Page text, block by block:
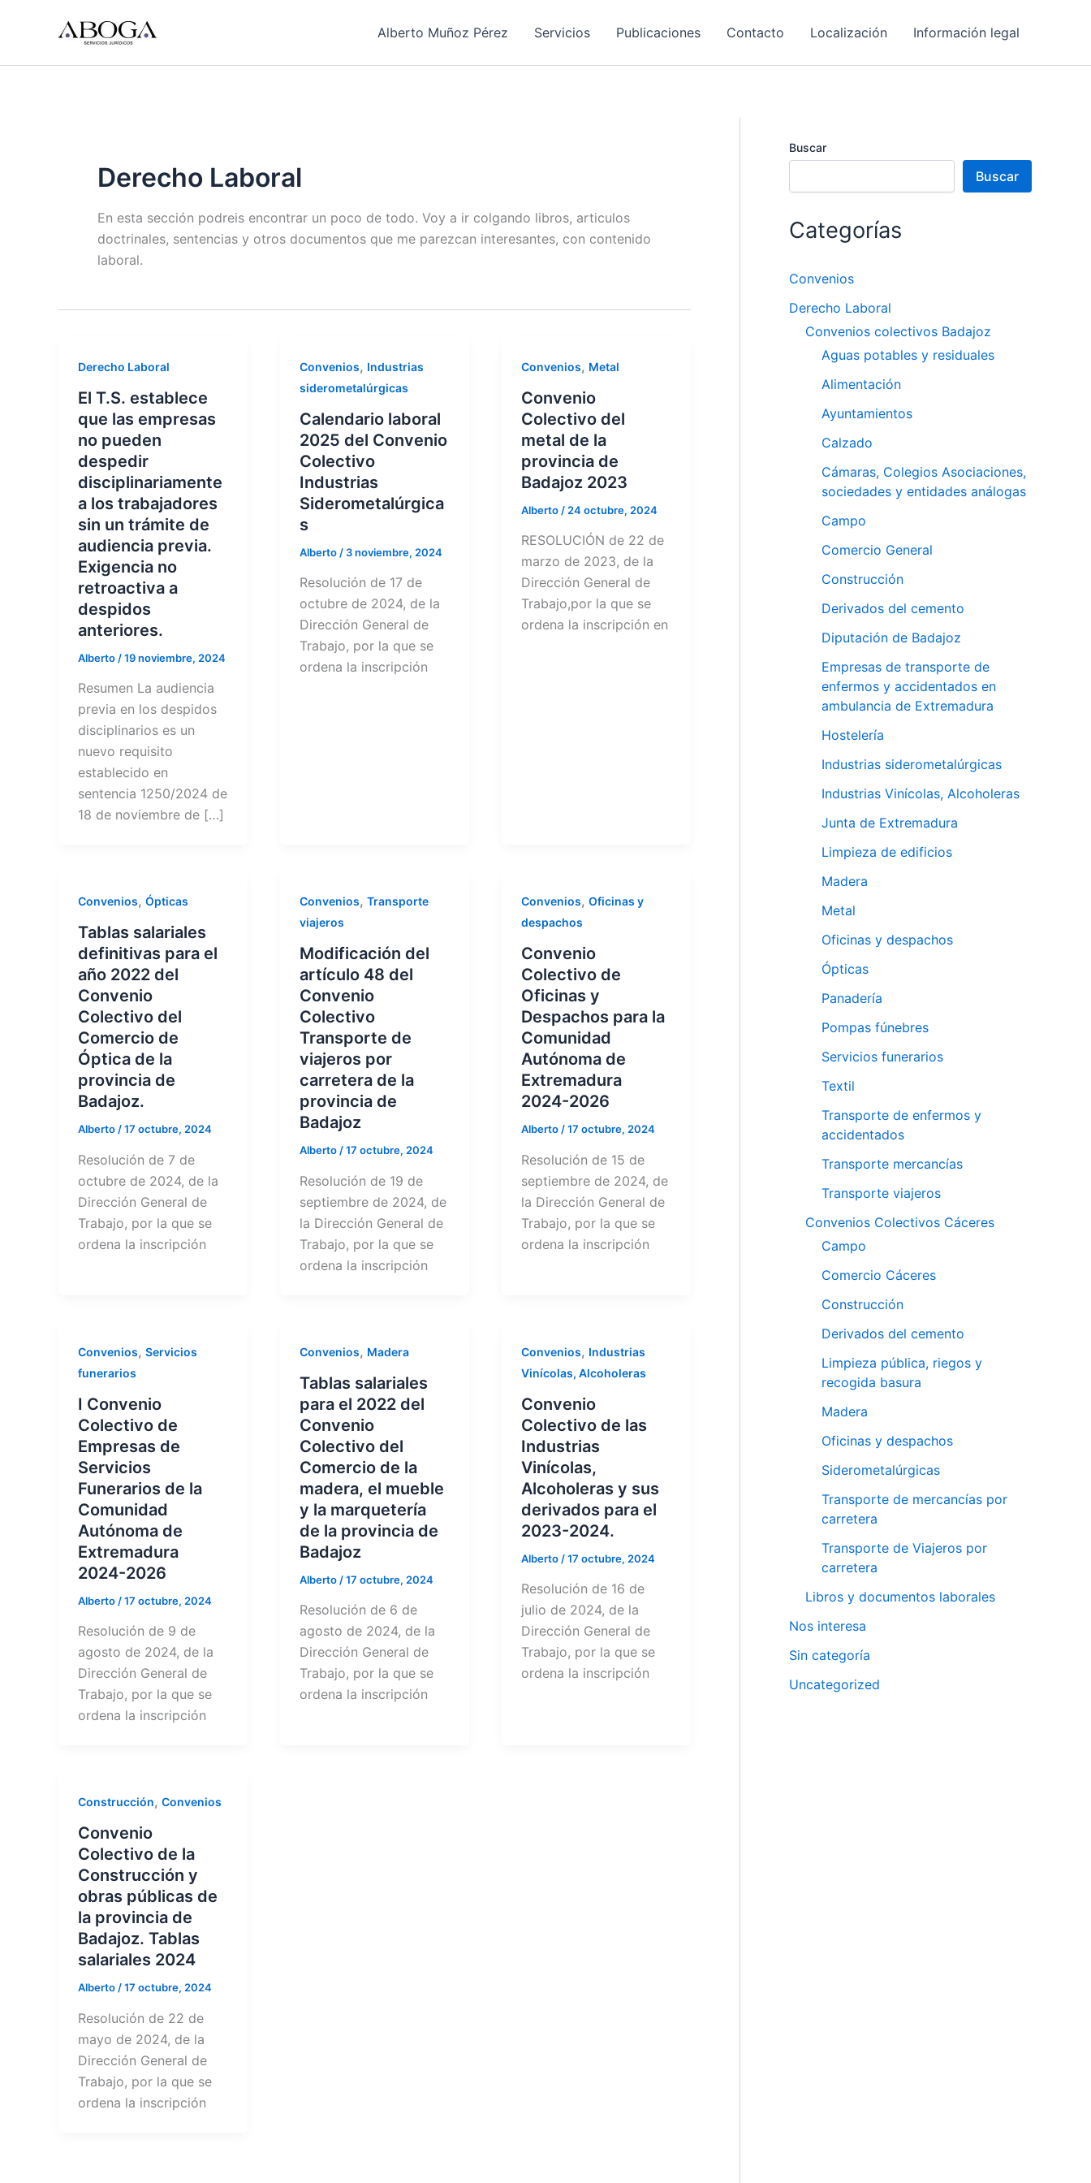
Alberto Muñoz Pérez Servicios Publicaciones Contacto Localización Información legal
Derecho Laboral
En esta sección podreis encontrar un poco de todo. Voy a ir colgando libros, articulos
doctrinales, sentencias y otros documentos que me parezcan interesantes, con contenido
laboral.
Derecho Laboral
El T.S. establece
que las empresas
no pueden
despedir
disciplinariamente
a los trabajadores
sin un trámite de
audiencia previa.
Exigencia no
retroactiva a
despidos
anteriores.
Alberto /19 noviembre, 2024
Resumen La audiencia
previa en los despidos
disciplinarios es un
nuevo requisito
establecido en
sentencia 1250/2024 de
18 de noviembre de […]
Convenios, Industrias
siderometalúrgicas
Calendario laboral
2025 del Convenio
Colectivo
Industrias
Siderometalúrgica
s
Alberto / 3 noviembre, 2024
Resolución de 17 de
octubre de 2024, de la
Dirección General de
Trabajo, por la que se
ordena la inscripción
Convenios, Metal
Convenio
Colectivo del
metal de la
provincia de
Badajoz 2023
Alberto / 24 octubre, 2024
RESOLUCIÓN de 22 de
marzo de 2023, de la
Dirección General de
Trabajo,por la que se
ordena la inscripción en
Convenios, Ópticas
Tablas salariales
definitivas para el
año 2022 del
Convenio
Colectivo del
Comercio de
Óptica de la
provincia de
Badajoz.
Alberto /17 octubre, 2024
Resolución de 7 de
octubre de 2024, de la
Dirección General de
Trabajo, por la que se
ordena la inscripción
Convenios, Transporte
viajeros
Modificación del
artículo 48 del
Convenio
Colectivo
Transporte de
viajeros por
carretera de la
provincia de
Badajoz
Alberto /17 octubre, 2024
Resolución de 19 de
septiembre de 2024, de
la Dirección General de
Trabajo, por la que se
ordena la inscripción
Convenios, Oficinas y
despachos
Convenio
Colectivo de
Oficinas y
Despachos para la
Comunidad
Autónoma de
Extremadura
2024-2026
Alberto /17 octubre, 2024
Resolución de 15 de
septiembre de 2024, de
la Dirección General de
Trabajo, por la que se
ordena la inscripción
Convenios, Servicios
funerarios
I Convenio
Colectivo de
Empresas de
Servicios
Funerarios de la
Comunidad
Autónoma de
Extremadura
2024-2026
Alberto /17 octubre, 2024
Resolución de 9 de
agosto de 2024, de la
Dirección General de
Trabajo, por la que se
ordena la inscripción
Convenios, Madera
Tablas salariales
para el 2022 del
Convenio
Colectivo del
Comercio de la
madera, el mueble
y la marquetería
de la provincia de
Badajoz
Alberto /17 octubre, 2024
Resolución de 6 de
agosto de 2024, de la
Dirección General de
Trabajo, por la que se
ordena la inscripción
Convenios, Industrias
Vinícolas, Alcoholeras
Convenio
Colectivo de las
Industrias
Vinícolas,
Alcoholeras y sus
derivados para el
2023-2024.
Alberto /17 octubre, 2024
Resolución de 16 de
julio de 2024, de la
Dirección General de
Trabajo, por la que se
ordena la inscripción
Construcción, Convenios
Convenio
Colectivo de la
Construcción y
obras públicas de
la provincia de
Badajoz. Tablas
salariales 2024
Alberto /17 octubre, 2024
Resolución de 22 de
mayo de 2024, de la
Dirección General de
Trabajo, por la que se
ordena la inscripción
Buscar
Buscar
Categorías
Convenios
Derecho Laboral
Convenios colectivos Badajoz
Aguas potables y residuales
Alimentación
Ayuntamientos
Calzado
Cámaras, Colegios Asociaciones,
sociedades y entidades análogas
Campo
Comercio General
Construcción
Derivados del cemento
Diputación de Badajoz
Empresas de transporte de
enfermos y accidentados en
ambulancia de Extremadura
Hostelería
Industrias siderometalúrgicas
Industrias Vinícolas, Alcoholeras
Junta de Extremadura
Limpieza de edificios
Madera
Metal
Oficinas y despachos
Ópticas
Panadería
Pompas fúnebres
Servicios funerarios
Textil
Transporte de enfermos y
accidentados
Transporte mercancías
Transporte viajeros
Convenios Colectivos Cáceres
Campo
Comercio Cáceres
Construcción
Derivados del cemento
Limpieza pública, riegos y
recogida basura
Madera
Oficinas y despachos
Siderometalúrgicas
Transporte de mercancías por
carretera
Transporte de Viajeros por
carretera
Libros y documentos laborales
Nos interesa
Sin categoría
Uncategorized